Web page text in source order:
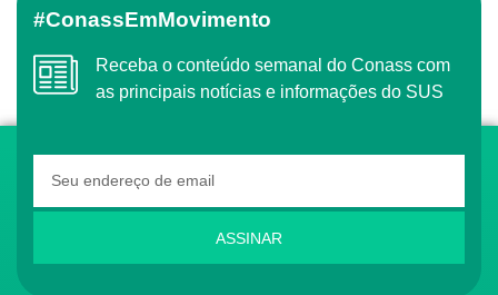
#ConassEmMovimento
Receba o conteúdo semanal do Conass com
as principais notícias e informações do SUS
ASSINAR